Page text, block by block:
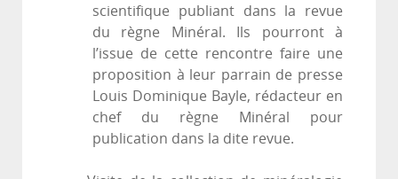
scientifique publiant dans la revue
du règne Minéral. Ils pourront à
l’issue de cette rencontre faire une
proposition à leur parrain de presse
Louis Dominique Bayle, rédacteur en
chef du règne Minéral pour
publication dans la dite revue.